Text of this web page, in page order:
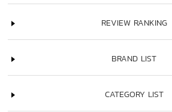
REVIEW RANKING
BRAND LIST
CATEGORY LIST